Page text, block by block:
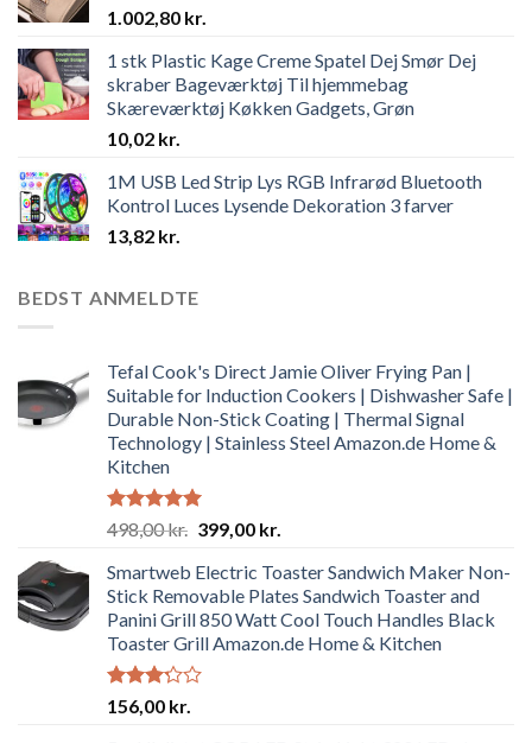
1.002,80 kr.
1 stk Plastic Kage Creme Spatel Dej Smør Dej
skraber Bageværktøj Til hjemmebag
Skæreværktøj Køkken Gadgets, Grøn
10,02 kr.
1M USB Led Strip Lys RGB Infrarød Bluetooth
Kontrol Luces Lysende Dekoration 3 farver
13,82 kr.
BEDST ANMELDTE
Tefal Cook's Direct Jamie Oliver Frying Pan |
Suitable for Induction Cookers | Dishwasher Safe |
Durable Non-Stick Coating | Thermal Signal
Technology | Stainless Steel Amazon.de Home &
Kitchen
Rated4.92
out of 5
498,00kr. Original
was:
498,00 kr..
399,00 kr.
is:
399,00 kr..
Smartweb Electric Toaster Sandwich Maker Non-
Stick Removable Plates Sandwich Toaster and
Panini Grill 850 Watt Cool Touch Handles Black
Toaster Grill Amazon.de Home & Kitchen
Rated
3.19
156,00 kr.